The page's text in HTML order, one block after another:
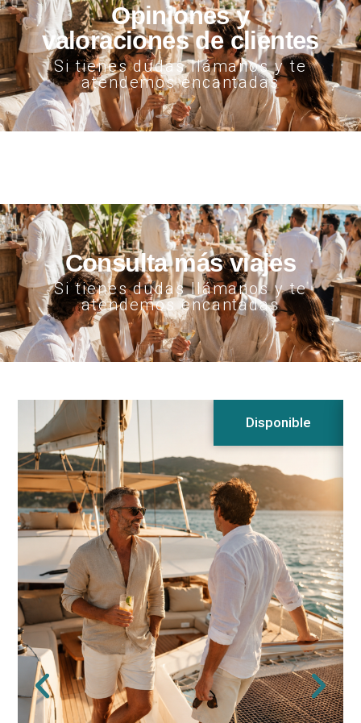
Opiniones y
valoraciones de clientes
Si tienes dudas llámanos y te
atendemos encantadas
Consulta más viajes
Si tienes dudas llámanos y te
atendemos encantadas
Disponible